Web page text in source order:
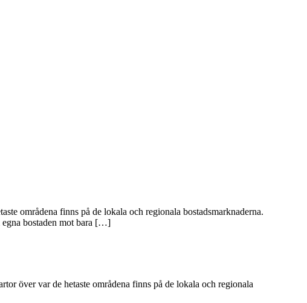
områdena finns på de lokala och regionala bostadsmarknaderna.
egna bostaden mot bara […]
över var de hetaste områdena finns på de lokala och regionala